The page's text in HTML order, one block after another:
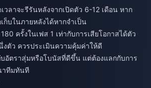
วลาจะรีรันหลังจากเปิดตัว 6-12 เดือน หาก
บในภายหลังได้หากจำเป็น
ครั้งในเฟส 1 เท่ากับการเสียโอกาสได้ตัว
ตัว ควรประเมินความคุ้มค่าให้ดี
อัตราสุ่มหรือโบนัสที่ดีขึ้น แต่ต้องแลกกับการ
าทีมทันที